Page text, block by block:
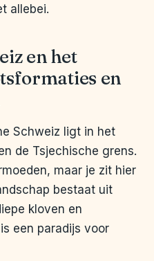
allebei.
en het
en
Schweiz ligt in het
de Tsjechische grens.
maar je zit hier
bestaat uit
kloven en
een paradijs voor